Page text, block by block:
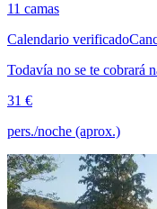
11 camas
Calendario verificado
Todavía no se te cobrará
31 €
pers./noche (aprox.)